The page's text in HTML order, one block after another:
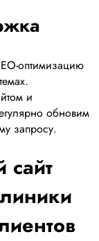
оптимизацию
и
обновим
запросу.